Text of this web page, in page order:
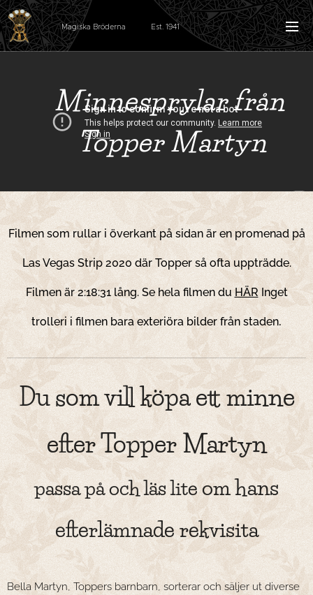
Magiska Bröderna Est. 1941
Minnesprylar från
Topper Martyn
Filmen som rullar i överkant på sidan är en promenad på
Las Vegas Strip 2020 där Topper så ofta uppträdde.
Filmen är 2:18:31 lång. Se hela filmen duHÄRInget
trolleri i filmen bara exteriöra bilder från staden.
Du som vill köpa ett minne
efter Topper Martyn
passa på och läs liteom hans
efterlämnade rekvisita
Bella Martyn, Toppers barnbarn, sorterar och säljer ut diverse